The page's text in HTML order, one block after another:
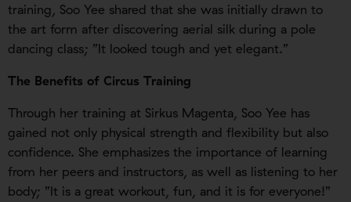
training, Soo Yee shared that she was initially drawn to
the art form after discovering aerial silk during a pole
dancing class; ”It looked tough and yet elegant.”
The Benefits of Circus Training
Through her training at Sirkus Magenta, Soo Yee has
gained not only physical strength and flexibility but also
confidence. She emphasizes the importance of learning
from her peers and instructors, as well as listening to her
body; ”It is a great workout, fun, and it is for everyone!”